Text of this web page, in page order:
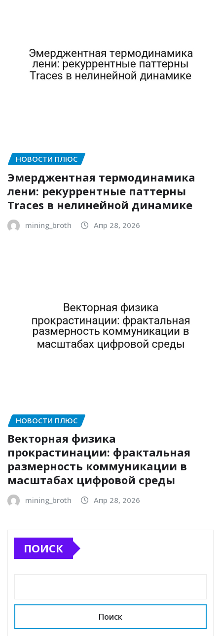
НОВОСТИ ПЛЮС
Эмерджентная термодинамика
лени: рекуррентные паттерны
Traces в нелинейной динамике
mining_broth Апр 28, 2026
НОВОСТИ ПЛЮС
Векторная физика
прокрастинации: фрактальная
размерность коммуникации в
масштабах цифровой среды
mining_broth Апр 28, 2026
ПОИСК
Поиск